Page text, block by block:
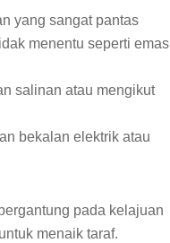
yang sangat pantas
menentu seperti emas
salinan atau mengikut
bekalan elektrik atau
pada kelajuan
menaik taraf.